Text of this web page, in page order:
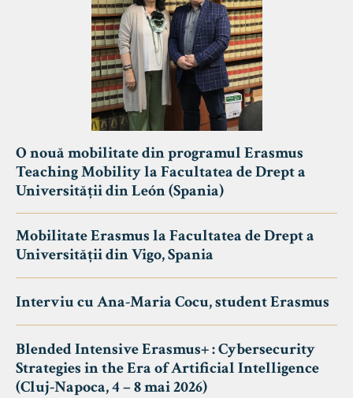
O nouă mobilitate din programul Erasmus
Teaching Mobility la Facultatea de Drept a
Universității din León (Spania)
Mobilitate Erasmus la Facultatea de Drept a
Universității din Vigo, Spania
Interviu cu Ana-Maria Cocu, student Erasmus
Blended Intensive Erasmus+ : Cybersecurity
Strategies in the Era of Artificial Intelligence
(Cluj-Napoca, 4 – 8 mai 2026)